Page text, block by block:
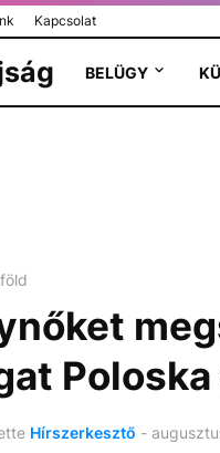
Kapcsolat
BELÜGY
Hírszerkesztő -